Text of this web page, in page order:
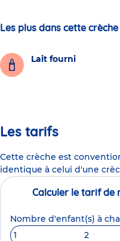
Les plus dans cette crèche
Lait fourni
Les tarifs
Cette crèche est
identique à celui d'une
Calculer le tarif de
Nombre d'enfant(s) à
1
2